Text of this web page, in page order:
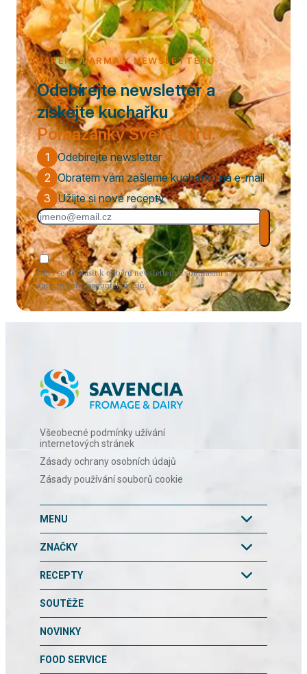
DÁREK ZDARMA K NEWSLETTERU
Odebírejte newsletter a
získejte kuchařku
Pomazánky Světa Sýrů.
1 Odebírejte newsletter
2 Obratem vám zašleme kuchařku na e-mail
3 Užijte si nové recepty
Chci se přihlásit k odběru newsletteru a souhlasím s
zpracováním osobních údajů.
Všeobecné podmínky užívání
internetových stránek
Zásady ochrany osobních údajů
Zásady používání souborů cookie
MENU
ZNAČKY
RECEPTY
SOUTĚŽE
NOVINKY
FOOD SERVICE